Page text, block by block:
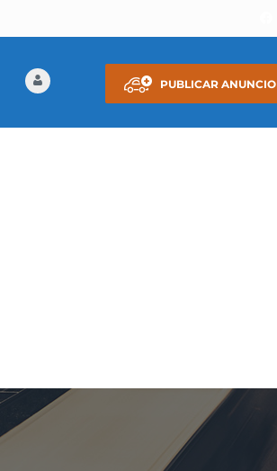
PUBLICAR ANUNCIO